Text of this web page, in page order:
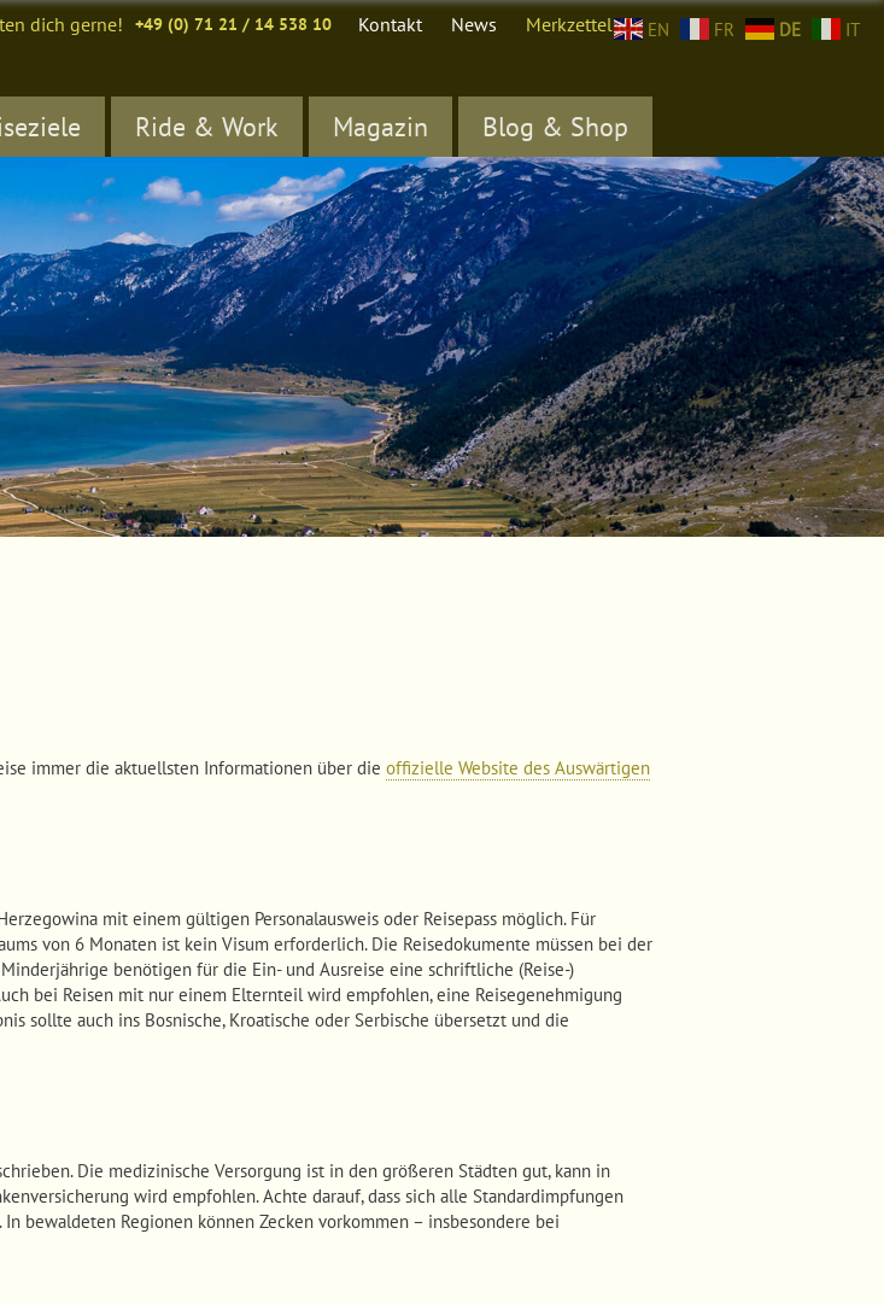
+49 (0) 71 21 / 14 538 10 Kontakt News Merkzettel (0)
dich gerne!
Ride & Work Magazin Blog & Shop
immer die aktuellsten Informationen über die offizielle Website des Auswärtigen
mit einem gültigen Personalausweis oder Reisepass möglich. Für
von 6 Monaten ist kein Visum erforderlich. Die Reisedokumente müssen bei der
benötigen für die Ein- und Ausreise eine schriftliche (Reise-)
bei Reisen mit nur einem Elternteil wird empfohlen, eine Reisegenehmigung
sollte auch ins Bosnische, Kroatische oder Serbische übersetzt und die
Die medizinische Versorgung ist in den größeren Städten gut, kann in
wird empfohlen. Achte darauf, dass sich alle Standardimpfungen
bewaldeten Regionen können Zecken vorkommen – insbesondere bei
EN FR DE IT